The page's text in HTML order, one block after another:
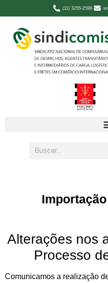
(11) 3255-2599
Importação
Alterações nos
Processo
Comunicamos a realização